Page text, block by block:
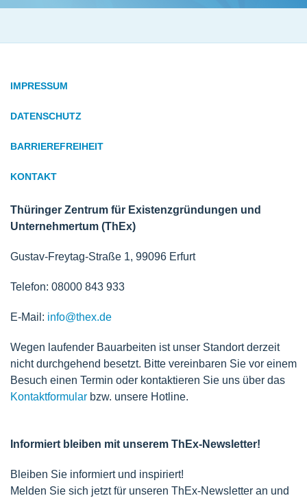
IMPRESSUM
DATENSCHUTZ
BARRIEREFREIHEIT
KONTAKT
Thüringer Zentrum für Existenzgründungen und
Unternehmertum (ThEx)
Gustav-Freytag-Straße 1, 99096 Erfurt
Telefon: 08000 843 933
E-Mail: info@thex.de
Wegen laufender Bauarbeiten ist unser Standort derzeit
nicht durchgehend besetzt. Bitte vereinbaren Sie vor einem
Besuch einen Termin oder kontaktieren Sie uns über das
Kontaktformular bzw. unsere Hotline.
Informiert bleiben mit unserem ThEx-Newsletter!
Bleiben Sie informiert und inspiriert!
Melden Sie sich jetzt für unseren ThEx-Newsletter an und